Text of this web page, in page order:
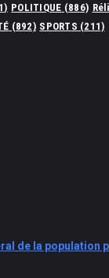
POLITIQUE (886)
(892) SPORTS (211)
de la population